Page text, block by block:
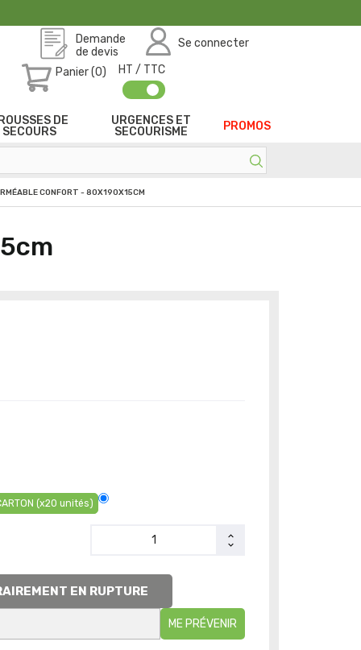
Demande
de devis
Se connecter
Panier (0) HT / TTC
DE
SECOURS
URGENCES ET
SECOURISME
PROMOS
CONFORT - 80X190X15CM
(x20 unités)
EN RUPTURE
ME PRÉVENIR